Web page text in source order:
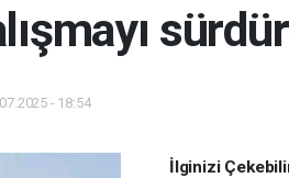
- 18:54
İlginizi